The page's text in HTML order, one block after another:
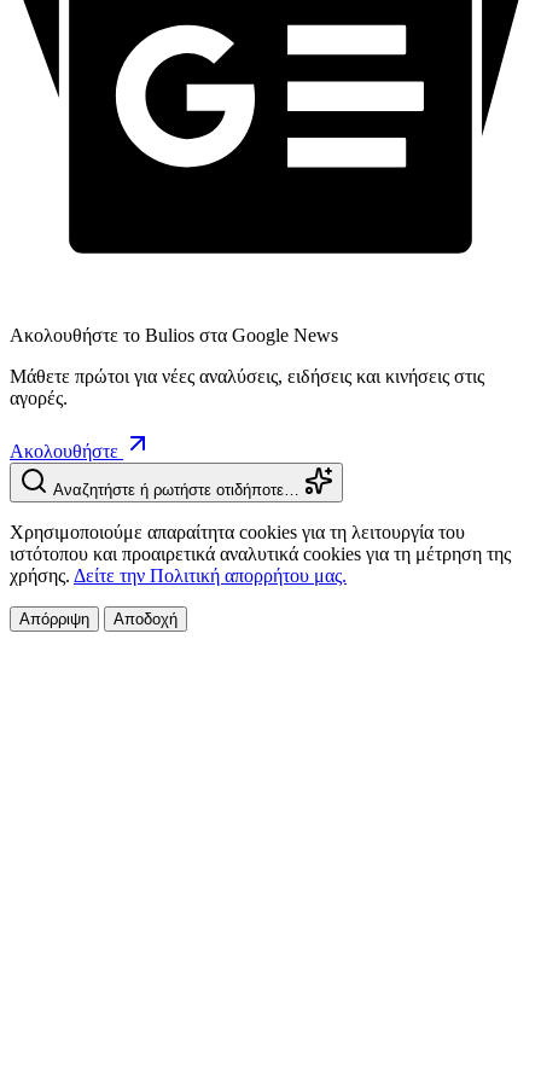
Ακολουθήστε το Bulios στα Google News
Μάθετε πρώτοι για νέες αναλύσεις, ειδήσεις και κινήσεις στις
αγορές.
Ακολουθήστε
Αναζητήστε ή ρωτήστε οτιδήποτε…
Χρησιμοποιούμε απαραίτητα cookies για τη λειτουργία του
ιστότοπου και προαιρετικά αναλυτικά cookies για τη μέτρηση της
χρήσης. Δείτε την Πολιτική απορρήτου μας.
Απόρριψη Αποδοχή